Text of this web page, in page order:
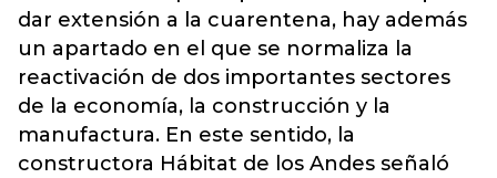
dar extensión a la cuarentena, hay además
un apartado en el que se normaliza la
reactivación de dos importantes sectores
de la economía, la construcción y la
manufactura. En este sentido, la
constructora Hábitat de los Andes señaló